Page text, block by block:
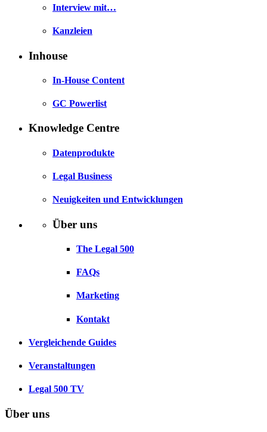
Interview mit…
Kanzleien
Inhouse
In-House Content
GC Powerlist
Knowledge Centre
Datenprodukte
Legal Business
Neuigkeiten und Entwicklungen
Über uns
The Legal 500
FAQs
Marketing
Kontakt
Vergleichende Guides
Veranstaltungen
Legal 500 TV
Über uns